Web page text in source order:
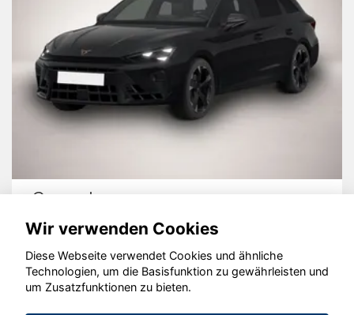
Hyundai KONA
© konjunkturmotor.de GmbH 2020 - 2026
Wir verwenden Cookies
Diese Webseite verwendet Cookies und ähnliche
Technologien, um die Basisfunktion zu gewährleisten und
um Zusatzfunktionen zu bieten.